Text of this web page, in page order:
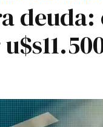
deuda: